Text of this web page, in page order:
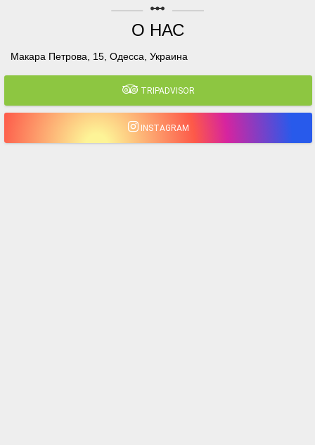
linear_scale
О НАС
Макара Петрова, 15, Одесса, Украина
TRIPADVISOR
INSTAGRAM